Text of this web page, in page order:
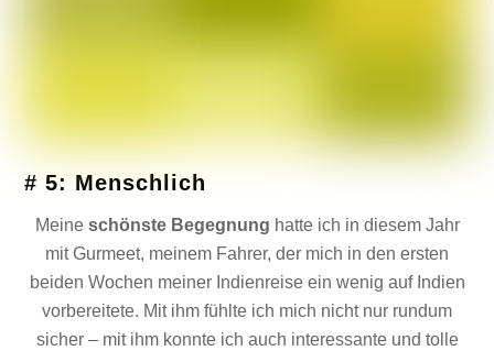
# 5: Menschlich
Meine schönste Begegnung hatte ich in diesem Jahr
mit Gurmeet, meinem Fahrer, der mich in den ersten
beiden Wochen meiner Indienreise ein wenig auf Indien
vorbereitete. Mit ihm fühlte ich mich nicht nur rundum
sicher – mit ihm konnte ich auch interessante und tolle